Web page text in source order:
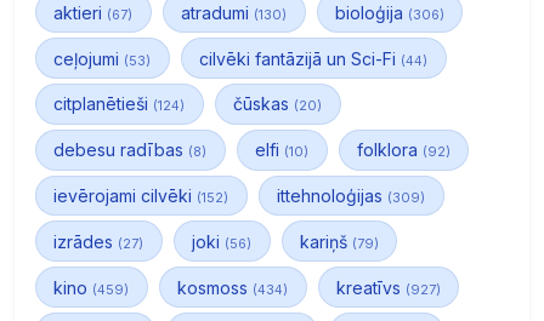
aktieri (67) atradumi (130) bioloģija (306)
ceļojumi (53) cilvēki fantāzijā un Sci-Fi (44)
citplanētieši (124) čūskas (20)
debesu radības (8) elfi (10) folklora (92)
ievērojami cilvēki (152) ittehnoloģijas (309)
izrādes (27) joki (56) kariņš (79)
kino (459) kosmoss (434) kreatīvs (927)